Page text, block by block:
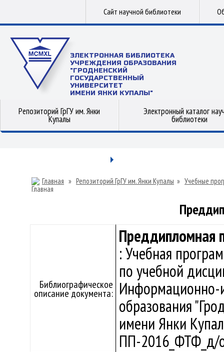
Сайт научной библиотеки
ЭЛЕКТРОННАЯ БИБЛИОТЕКА
УЧРЕЖДЕНИЯ ОБРАЗОВАНИЯ
"ГРОДНЕНСКИЙ
ГОСУДАРСТВЕННЫЙ
УНИВЕРСИТЕТ
ИМЕНИ ЯНКИ КУПАЛЫ"
Репозиторий ГрГУ им. Янки
Купалы
Электронный каталог
библиотеки
Главная » Репозиторий ГрГУ им. Янки Купалы » Учебные
Библиографическое
описание документа:
Преддипломная
: Учебная
по учебной
Информационно-
образования
имени Янки
ПП-2016_ФТФ_д/